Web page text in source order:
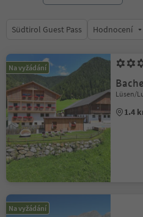
Südtirol Guest Pass Hodnocení
Na vyžádání
Lüsen/
1.4
Na vyžádání